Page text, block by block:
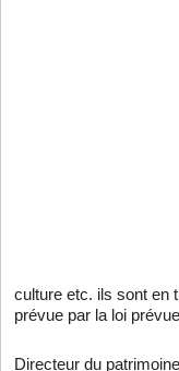
culture etc. ils sont en
prévue par la loi
Directeur du